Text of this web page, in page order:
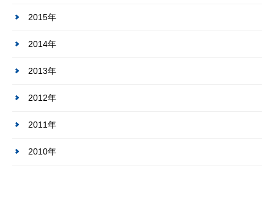
2015年
2014年
2013年
2012年
2011年
2010年